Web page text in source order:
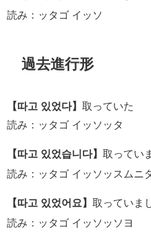
読み：ッタゴ イッソ
過去進行形
【따고 있었다】
取っていた
読み：ッタゴ イッソッタ
【따고 있었습니다】 取ってい
読み：ッタゴ イッソッスムニ
【따고 있었어요】 取っていま
読み：ッタゴ イッソッソヨ